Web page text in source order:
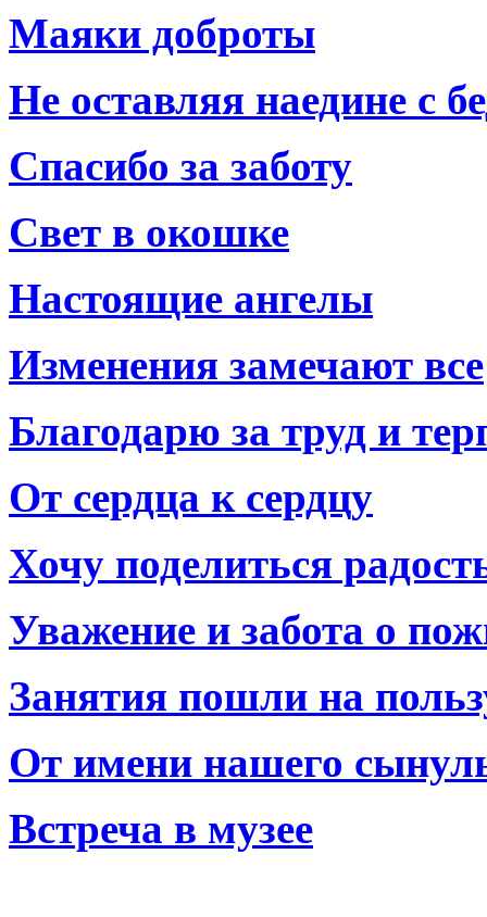
Маяки доброты
Не оставляя наедине с
Спасибо за заботу
Свет в окошке
Настоящие ангелы
Изменения замечают все
Благодарю за труд и
От сердца к сердцу
Хочу поделиться
Уважение и забота о
Занятия пошли на
От имени нашего
Встреча в музее